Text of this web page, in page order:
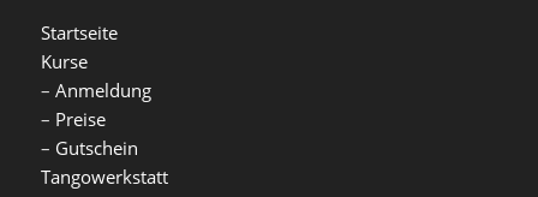
Startseite
Kurse
– Anmeldung
– Preise
– Gutschein
Tangowerkstatt